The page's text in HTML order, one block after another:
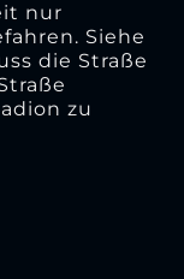
nur
Siehe
die Straße
zu